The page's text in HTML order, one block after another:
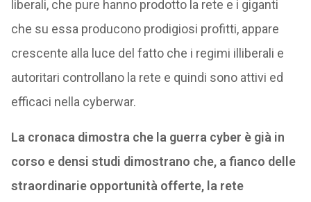
liberali, che pure hanno prodotto la rete e i giganti
che su essa producono prodigiosi profitti, appare
crescente alla luce del fatto che i regimi illiberali e
autoritari controllano la rete e quindi sono attivi ed
efficaci nella cyberwar.
La cronaca dimostra che la guerra cyber è già in
corso e densi studi dimostrano che, a fianco delle
straordinarie opportunità offerte, la rete